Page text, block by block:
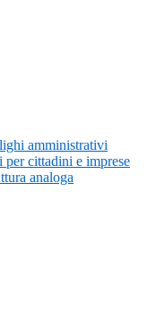
amministrativi
cittadini e imprese
analoga